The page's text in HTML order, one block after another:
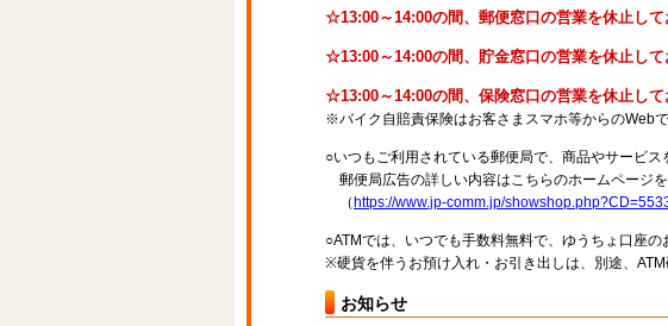
☆13:00～14:00の間、郵便窓口の営業を休止して
☆13:00～14:00の間、貯金窓口の営業を休止して
☆13:00～14:00の間、保険窓口の営業を休止して
※バイク自賠責保険はお客さまスマホ等からのWebで
○いつもご利用されている郵便局で、商品やサービス
郵便局広告の詳しい内容はこちらのホームページを
（ https://www.jp-comm.jp/
○ATMでは、いつでも手数料無料で、ゆうちょ口座
※硬貨を伴うお預け入れ・お引き出しは、別途、ATM
お知らせ